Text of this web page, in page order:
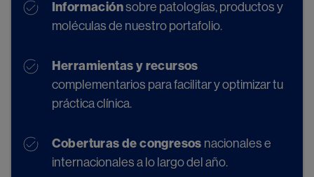
Curso introductorio de genética orientado a
dislipidemias
Trastornos lipídicos menos frecuentes en pediatría
Actualización en dislipidemias primarias
Informaciónsobre patologías, productos y
moléculas de nuestro portafolio.
Herramientas y recursos
complementarios para facilitar y optimizar tu
práctica clínica.
Coberturas de congresos nacionales e
internacionales a lo largo del año.